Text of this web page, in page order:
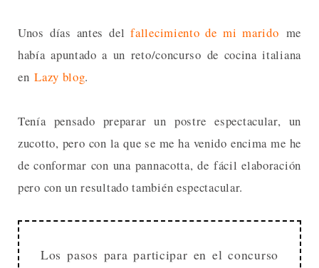
Unos días antes delfallecimiento de mi marido me
había apuntado a un reto/concurso de cocina italiana
enLazy blog.
Tenía pensado preparar un postre espectacular, un
zucotto, pero con la que se me ha venido encima me he
de conformar con una pannacotta, de fácil elaboración
pero con un resultado también espectacular.
Los pasos para participar en el concurso